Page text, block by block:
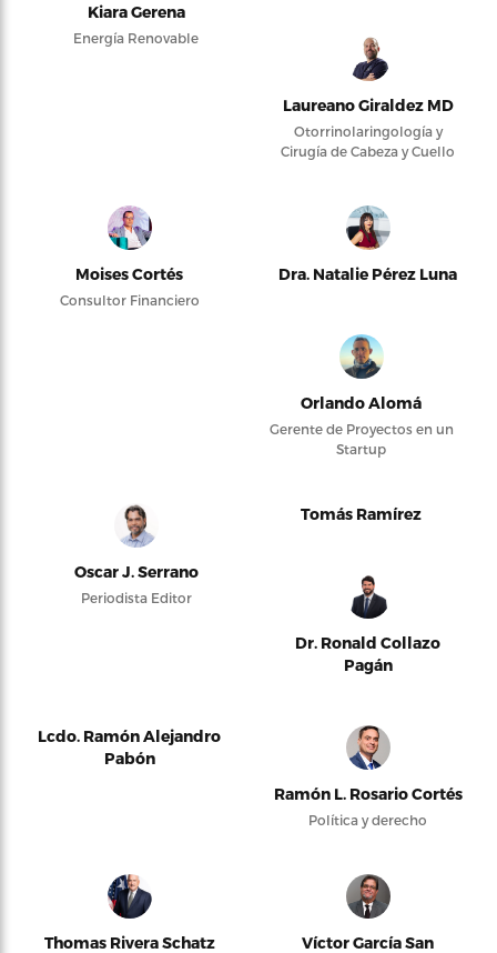
Kiara Gerena
Energía Renovable
Laureano Giraldez MD
Otorrinolaringología y
Cirugía de Cabeza y Cuello
Moises Cortés
Consultor Financiero
Dra. Natalie Pérez Luna
Orlando Alomá
Gerente de Proyectos en un
Startup
Oscar J. Serrano
Periodista Editor
Tomás Ramírez
Dr. Ronald Collazo
Pagán
Lcdo. Ramón Alejandro
Pabón
Ramón L. Rosario Cortés
Política y derecho
Thomas Rivera Schatz
Víctor García San